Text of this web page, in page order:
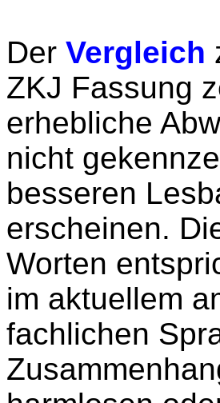
Der Vergleich
ZKJ Fassung
erhebliche
nicht
besseren
erscheinen.
Worten
im aktuellem
fachlichen